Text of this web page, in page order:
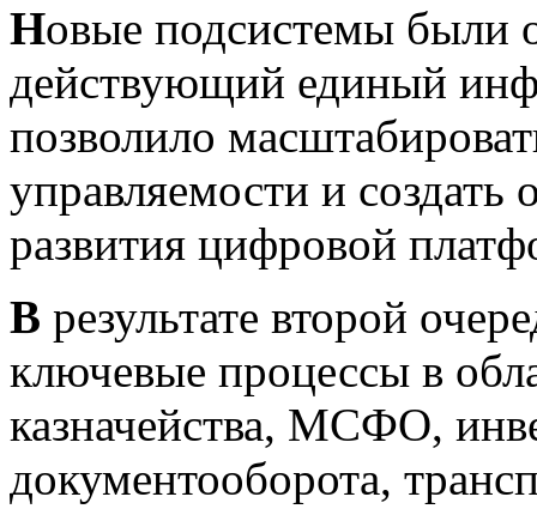
Новые подсистемы были
действующий единый
позволило
управляемости и создать
развития цифровой
В результате второй
ключевые процессы в
казначейства, МСФО,
документооборота,